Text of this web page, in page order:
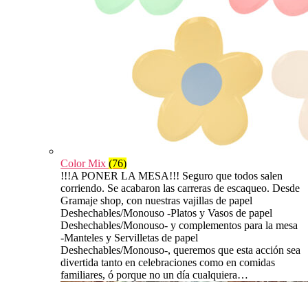
Color Mix (76)
!!!A PONER LA MESA!!! Seguro que todos salen
corriendo. Se acabaron las carreras de escaqueo. Desde
Gramaje shop, con nuestras vajillas de papel
Deshechables/Monouso -Platos y Vasos de papel
Deshechables/Monouso- y complementos para la mesa
-Manteles y Servilletas de papel
Deshechables/Monouso-, queremos que esta acción sea
divertida tanto en celebraciones como en comidas
familiares, ó porque no un día cualquiera…